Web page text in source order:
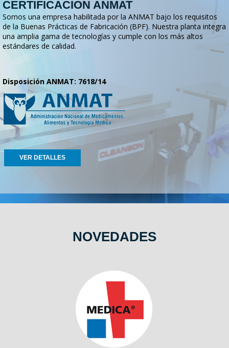
CERTIFICACION ANMAT
Somos una empresa habilitada por la ANMAT bajo los requisitos
de la Buenas Prácticas de Fabricación (BPF). Nuestra planta integra
una amplia gama de tecnologías y cumple con los más altos
estándares de calidad.
Disposición ANMAT: 7618/14
VER DETALLES
NOVEDADES